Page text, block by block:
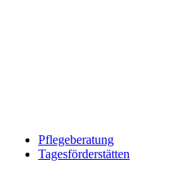
Pflegeberatung
Tagesförderstätten